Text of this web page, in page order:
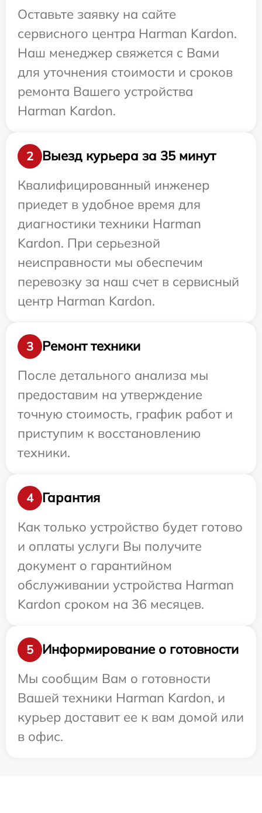
Оставьте заявку на сайте
сервисного центра Harman Kardon.
Наш менеджер свяжется с Вами
для уточнения стоимости и сроков
ремонта Вашего устройства
Harman Kardon.
2
Выезд курьера за 35 минут
Квалифицированный инженер
приедет в удобное время для
диагностики техники Harman
Kardon. При серьезной
неисправности мы обеспечим
перевозку за наш счет в сервисный
центр Harman Kardon.
3
Ремонт техники
После детального анализа мы
предоставим на утверждение
точную стоимость, график работ и
приступим к восстановлению
техники.
4
Гарантия
Как только устройство будет готово
и оплаты услуги Вы получите
документ о гарантийном
обслуживании устройства Harman
Kardon сроком на 36 месяцев.
5
Информирование о готовности
Мы сообщим Вам о готовности
Вашей техники Harman Kardon, и
курьер доставит ее к вам домой или
в офис.